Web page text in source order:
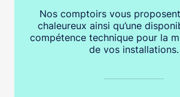
Nos comptoirs vous
chaleureux ainsi qu’une
compétence technique pour la
de vos installations.